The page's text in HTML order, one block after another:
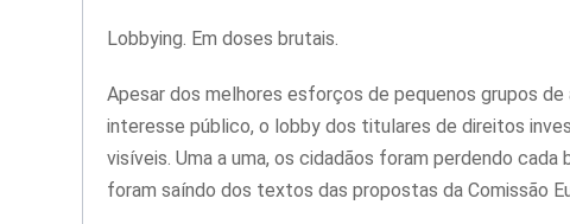
Lobbying. Em doses brutais.
Apesar dos melhores esforços de pequenos grupos
interesse público, o lobby dos titulares de direitos
visíveis. Uma a uma, os cidadãos foram perdendo
foram saíndo dos textos das propostas da Comissão